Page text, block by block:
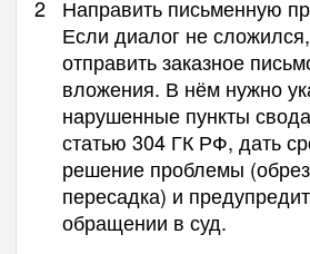
Направить письменную
Если диалог не
отправить заказное
вложения. В нём нужно
нарушенные пункты
статью 304 ГК РФ, дать
решение проблемы
пересадка) и
обращении в суд.